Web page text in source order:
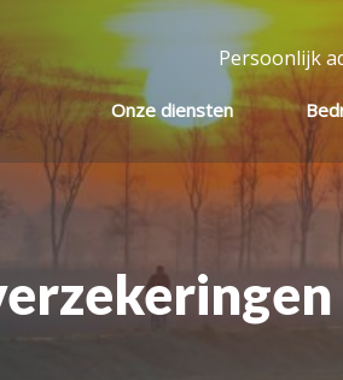
Persoonlijk
Onze diensten